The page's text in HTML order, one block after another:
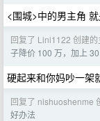
<围城>中的男主角
回复了 Lini1122 创建的
子降价 100 万，加上
硬起来和你妈吵一架
回复了 nishuoshenme
好办法